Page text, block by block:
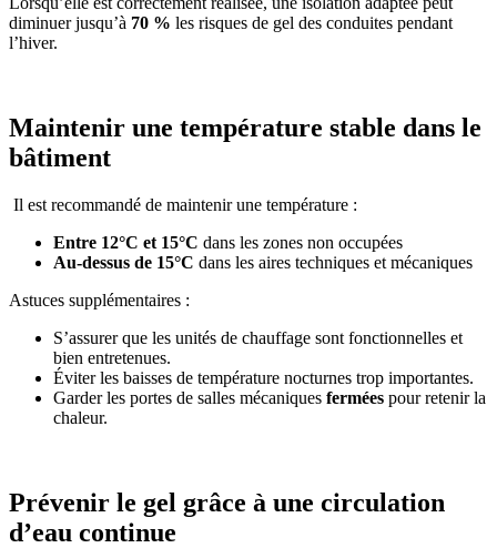
diminuer jusqu’à 70 % les risques de gel des conduites pendant
l’hiver.
Maintenir une température stable dans le
bâtiment
Il est recommandé de maintenir une température :
Entre 12°C et 15°C dans les zones non occupées
Au-dessus de 15°C dans les aires techniques et mécaniques
Astuces supplémentaires :
S’assurer que les unités de chauffage sont fonctionnelles et
bien entretenues.
Éviter les baisses de température nocturnes trop importantes.
Garder les portes de salles mécaniques fermées pour retenir la
chaleur.
Prévenir le gel grâce à une circulation
d’eau continue